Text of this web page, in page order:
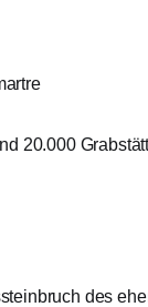
20.000
des